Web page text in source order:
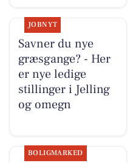
JOBNYT
Savner du nye
græsgange? - Her
er nye ledige
stillinger i Jelling
og omegn
BOLIGMARKED